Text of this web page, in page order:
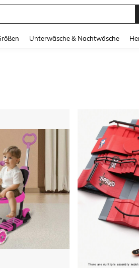
Unterwäsche & Nachtwäsche